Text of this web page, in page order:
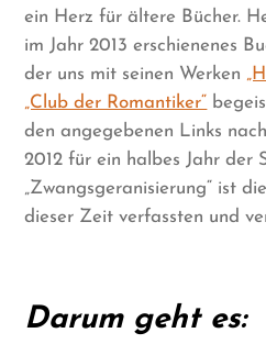
ein Herz für ältere Bücher.
im Jahr 2013 erschienenes
der uns mit seinen Werken
„Club der Romantiker“
den angegebenen Links
2012 für ein halbes Jahr der
„Zwangsgeranisierung“ ist
dieser Zeit verfassten und
Darum geht es: